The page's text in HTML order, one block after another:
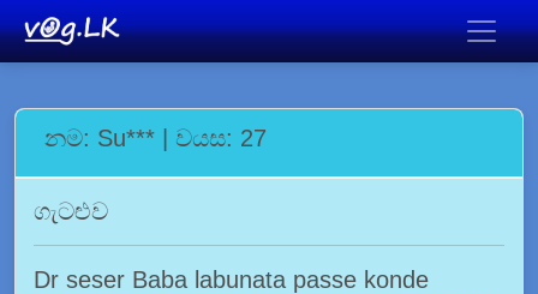
නම: Su*** | වයස: 27
ගැටළුව
Dr seser Baba labunata passe konde